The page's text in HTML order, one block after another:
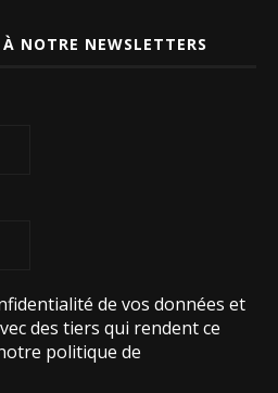
NOTRE NEWSLETTERS
de vos données et
des tiers qui rendent ce
politique de